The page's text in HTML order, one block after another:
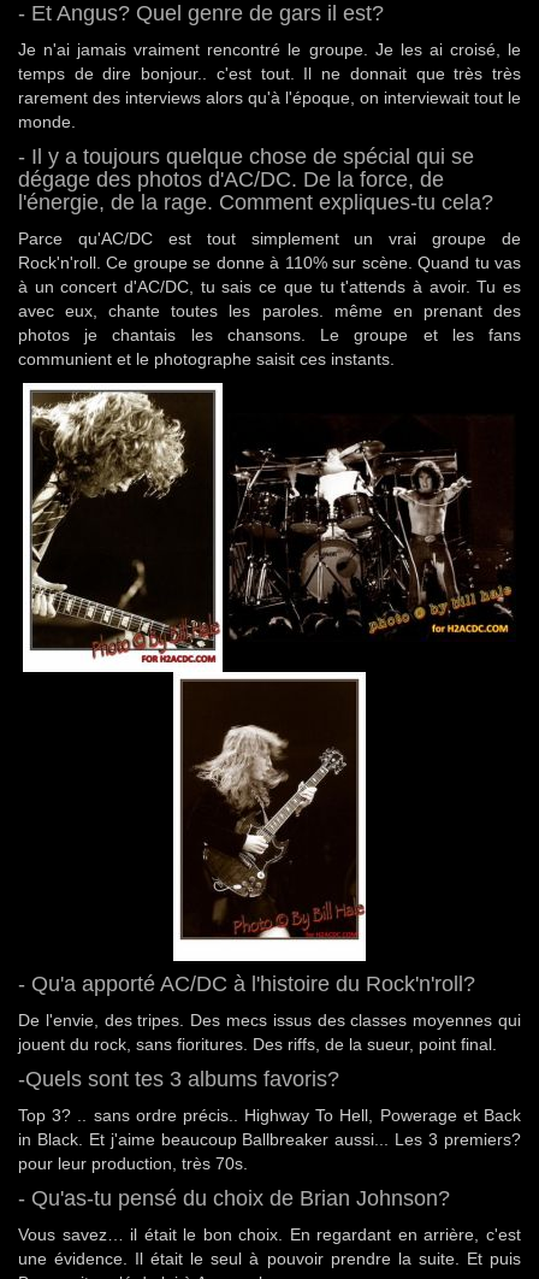
- Et Angus? Quel genre de gars il est?
Je n'ai jamais vraiment rencontré le groupe. Je les ai croisé, le
temps de dire bonjour.. c'est tout. Il ne donnait que très très
rarement des interviews alors qu'à l'époque, on interviewait tout le
monde.
- Il y a toujours quelque chose de spécial qui se
dégage des photos d'AC/DC. De la force, de
l'énergie, de la rage. Comment expliques-tu cela?
Parce qu'AC/DC est tout simplement un vrai groupe de
Rock'n'roll. Ce groupe se donne à 110% sur scène. Quand tu vas
à un concert d'AC/DC, tu sais ce que tu t'attends à avoir. Tu es
avec eux, chante toutes les paroles. même en prenant des
photos je chantais les chansons. Le groupe et les fans
communient et le photographe saisit ces instants.
- Qu'a apporté AC/DC à l'histoire du Rock'n'roll?
De l'envie, des tripes. Des mecs issus des classes moyennes qui
jouent du rock, sans fioritures. Des riffs, de la sueur, point final.
-Quels sont tes 3 albums favoris?
Top 3? .. sans ordre précis.. Highway To Hell, Powerage et Back
in Black. Et j'aime beaucoup Ballbreaker aussi... Les 3 premiers?
pour leur production, très 70s.
- Qu'as-tu pensé du choix de Brian Johnson?
Vous savez… il était le bon choix. En regardant en arrière, c'est
une évidence. Il était le seul à pouvoir prendre la suite. Et puis